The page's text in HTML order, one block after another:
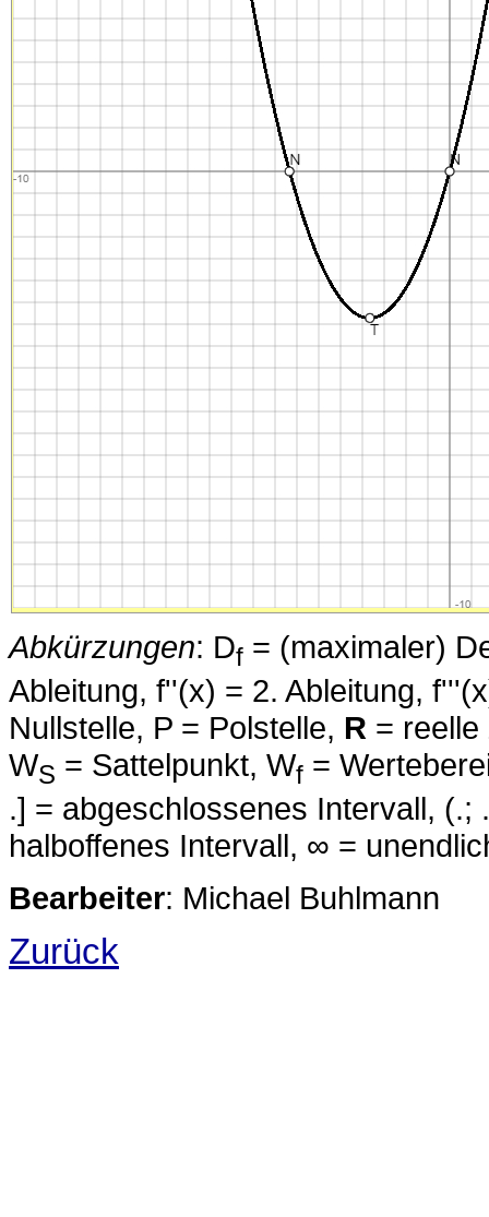
Abkürzungen: Df = (maximaler)
Ableitung, f''(x) = 2. Ableitung,
Nullstelle, P = Polstelle, R = reelle
WS = Sattelpunkt, Wf =
.] = abgeschlossenes Intervall,
halboffenes Intervall, ∞ =
Bearbeiter: Michael Buhlmann
Zurück